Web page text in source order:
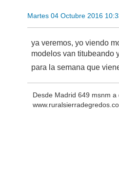
Martes 04 Octubre 2016
ya veremos, yo viendo
modelos van titubeando
para la semana que
Desde Madrid 649 msnm